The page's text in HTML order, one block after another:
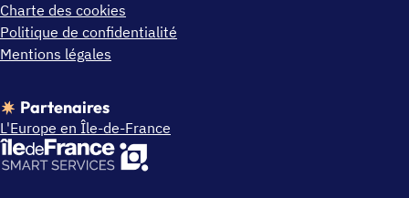
Charte des cookies
Politique de confidentialité
Mentions légales
Partenaires
L'Europe en Île-de-France